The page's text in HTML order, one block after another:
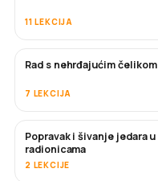
11 LEKCIJA
USKORO
Rad s nehrđajućim čelikom
7 LEKCIJA
USKORO
Popravak i šivanje jedara u
radionicama
2 LEKCIJE